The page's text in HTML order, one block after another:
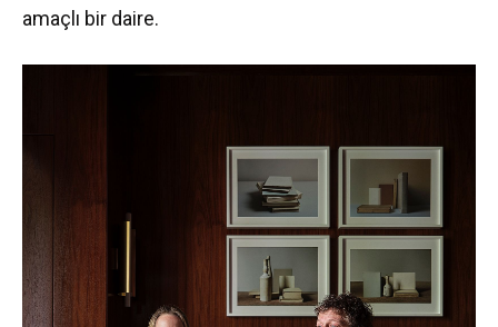
amaçlı bir daire.